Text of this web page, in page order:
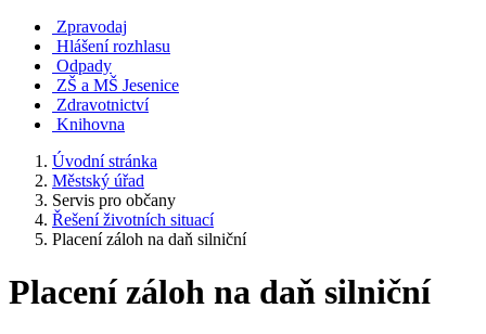
Zpravodaj
Hlášení rozhlasu
Odpady
ZŠ a MŠ Jesenice
Zdravotnictví
Knihovna
Úvodní stránka
Městský úřad
Servis pro občany
Řešení životních situací
Placení záloh na daň silniční
Placení záloh na daň silniční